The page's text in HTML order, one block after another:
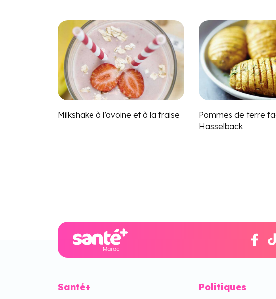
Milkshake à l’avoine et à la fraise
Pommes de terre
Hasselback
Santé+ Politiques